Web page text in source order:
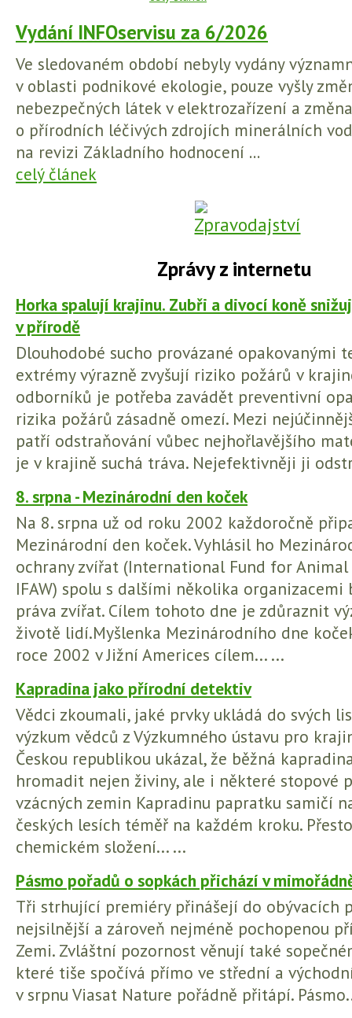
Vydání INFOservisu za 6/2026
Ve sledovaném období nebyly vydány
v oblasti podnikové ekologie, pouze vyšly
nebezpečných látek v elektrozařízení a
o přírodních léčivých zdrojích minerálních
na revizi Základního hodnocení ...
celý článek
Zprávy z internetu
Horka spalují krajinu. Zubři a divocí koně
v přírodě
Dlouhodobé sucho provázané opakovanými
extrémy výrazně zvyšují riziko požárů v
odborníků je potřeba zavádět preventivní
rizika požárů zásadně omezí. Mezi
patří odstraňování vůbec nejhořlavějšího
je v krajině suchá tráva. Nejefektivněji ji
8. srpna - Mezinárodní den koček
Na 8. srpna už od roku 2002 každoročně
Mezinárodní den koček. Vyhlásil ho
ochrany zvířat (International Fund for Animal
IFAW) spolu s dalšími několika
práva zvířat. Cílem tohoto dne je zdůraznit
životě lidí.Myšlenka Mezinárodního dne
roce 2002 v Jižní Americes cílem... ...
Kapradina jako přírodní detektiv
Vědci zkoumali, jaké prvky ukládá do svých
výzkum vědců z Výzkumného ústavu pro
Českou republikou ukázal, že běžná
hromadit nejen živiny, ale i některé stopové
vzácných zemin Kapradinu papratku samičí
českých lesích téměř na každém kroku.
chemickém složení... ...
Pásmo pořadů o sopkách přichází v
Tři strhující premiéry přinášejí do obývacích
nejsilnější a zároveň nejméně pochopenou
Zemi. Zvláštní pozornost věnují také
které tiše spočívá přímo ve střední a
v srpnu Viasat Nature pořádně přitápí.